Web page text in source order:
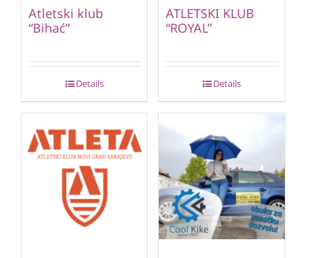
Atletski klub
“Bihać”
Details
ATLETSKI KLUB
“ROYAL”
Details